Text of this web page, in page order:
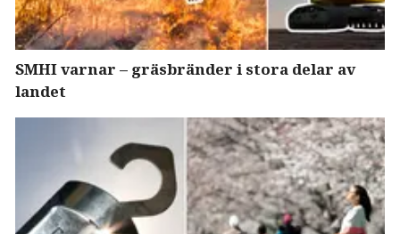
SMHI varnar – gräsbränder i stora delar av
landet